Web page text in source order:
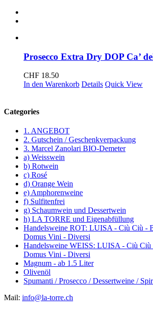
Prosecco Extra Dry DOP Ca’
CHF 18.50
In den Warenkorb Details Quick View
Categories
1. ANGEBOT
2. Gutschein / Geschenkverpackung
3. Marcel Zanolari BIO-Demeter
a) Weisswein
b) Rotwein
c) Rosé
d) Orange Wein
e) Amphorenweine
f) Sulfitenfrei
g) Schaumwein und Dessertwein
h) LA TORRE und Eigenabfüllung
Handelsweine ROT: LUISA - Ciù Ciù -
Domus Vini - Diversi
Handelsweine WEISS: LUISA - Ciù
Domus Vini - Diversi
Magnum - ab 1.5 Liter
Olivenöl
Spumanti / Prosecco / Dessertweine /
Mail: info@la-torre.ch